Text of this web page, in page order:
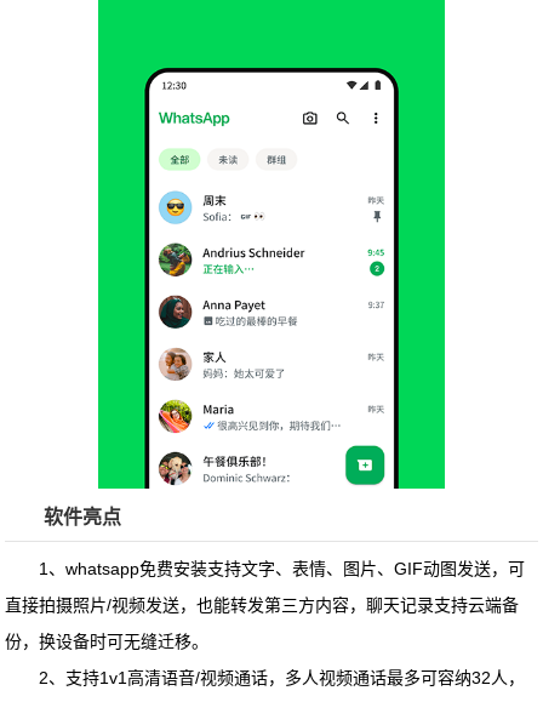
软件亮点
1、whatsapp免费安装支持文字、表情、图片、GIF动图发送，可
直接拍摄照片/视频发送，也能转发第三方内容，聊天记录支持云端备
份，换设备时可无缝迁移。
2、支持1v1高清语音/视频通话，多人视频通话最多可容纳32人，